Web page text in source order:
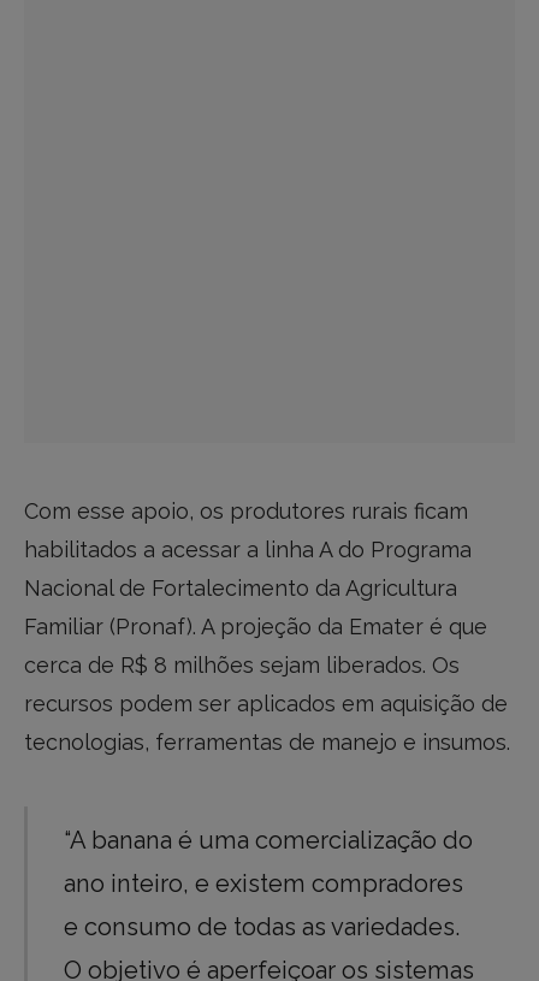
Com esse apoio, os produtores rurais ficam
habilitados a acessar a linha A do Programa
Nacional de Fortalecimento da Agricultura
Familiar (Pronaf). A projeção da Emater é que
cerca de R$ 8 milhões sejam liberados. Os
recursos podem ser aplicados em aquisição de
tecnologias, ferramentas de manejo e insumos.
“A banana é uma comercialização do
ano inteiro, e existem compradores
e consumo de todas as variedades.
O objetivo é aperfeiçoar os sistemas